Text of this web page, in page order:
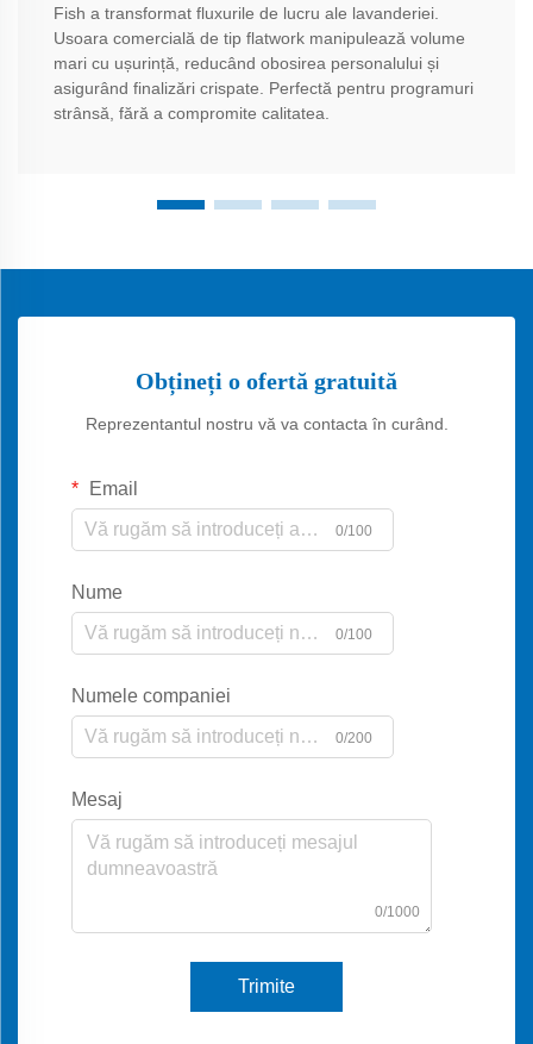
Fish a transformat fluxurile de lucru ale lavanderiei.
Usoara comercială de tip flatwork manipulează volume
mari cu ușurință, reducând obosirea personalului și
asigurând finalizări crispate. Perfectă pentru programuri
strânsă, fără a compromite calitatea.
Obțineți o ofertă gratuită
Reprezentantul nostru vă va contacta în curând.
Email
0/100
Nume
0/100
Numele companiei
0/200
Mesaj
0/1000
Trimite